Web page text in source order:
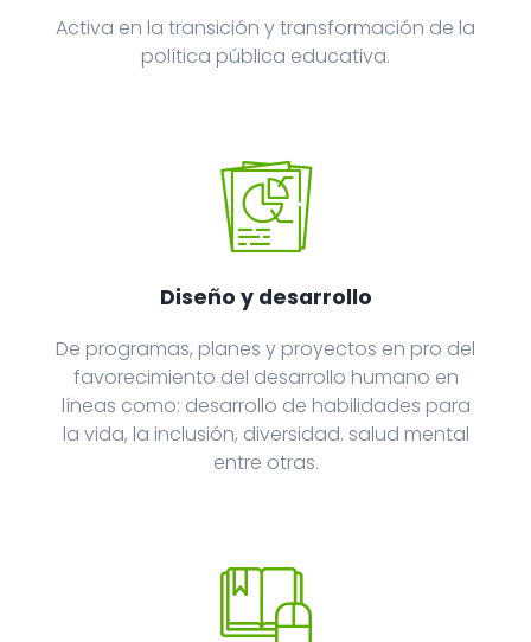
Activa en la transición y transformación de la
política pública educativa.
Diseño y desarrollo
De programas, planes y proyectos en pro del
favorecimiento del desarrollo humano en
líneas como: desarrollo de habilidades para
la vida, la inclusión, diversidad. salud mental
entre otras.